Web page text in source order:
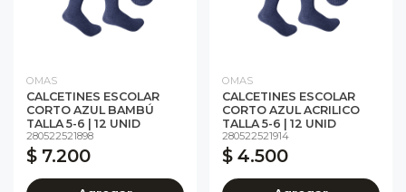
OMAS
CALCETINES ESCOLAR
CORTO AZUL BAMBÚ
TALLA 5-6 | 12 UNID
280522521898
$ 7.200
OMAS
CALCETINES ESCOLAR
CORTO AZUL ACRILICO
TALLA 5-6 | 12 UNID
280522521914
$ 4.500